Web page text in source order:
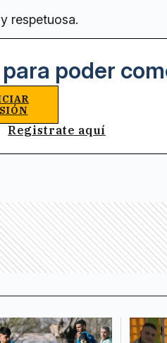
respetuosa.
poder
Registrate aquí